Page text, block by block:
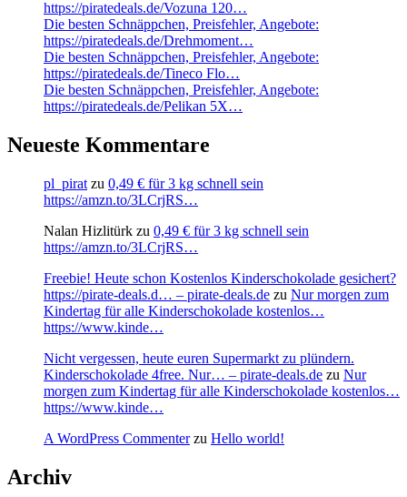
https://piratedeals.de/Vozuna 120…
Die besten Schnäppchen, Preisfehler, Angebote:
https://piratedeals.de/Drehmoment…
Die besten Schnäppchen, Preisfehler, Angebote:
https://piratedeals.de/Tineco Flo…
Die besten Schnäppchen, Preisfehler, Angebote:
https://piratedeals.de/Pelikan 5X…
Neueste Kommentare
pl_pirat zu 0,49 € für 3 kg schnell sein
https://amzn.to/3LCrjRS…
Nalan Hizlitürk zu 0,49 € für 3 kg schnell sein
https://amzn.to/3LCrjRS…
Freebie! Heute schon Kostenlos Kinderschokolade gesichert?
https://pirate-deals.d… – pirate-deals.de zu Nur morgen zum
Kindertag für alle Kinderschokolade kostenlos…
https://www.kinde…
Nicht vergessen, heute euren Supermarkt zu plündern.
Kinderschokolade 4free. Nur… – pirate-deals.de zu Nur
morgen zum Kindertag für alle Kinderschokolade kostenlos…
https://www.kinde…
A WordPress Commenterzu Hello world!
Archiv